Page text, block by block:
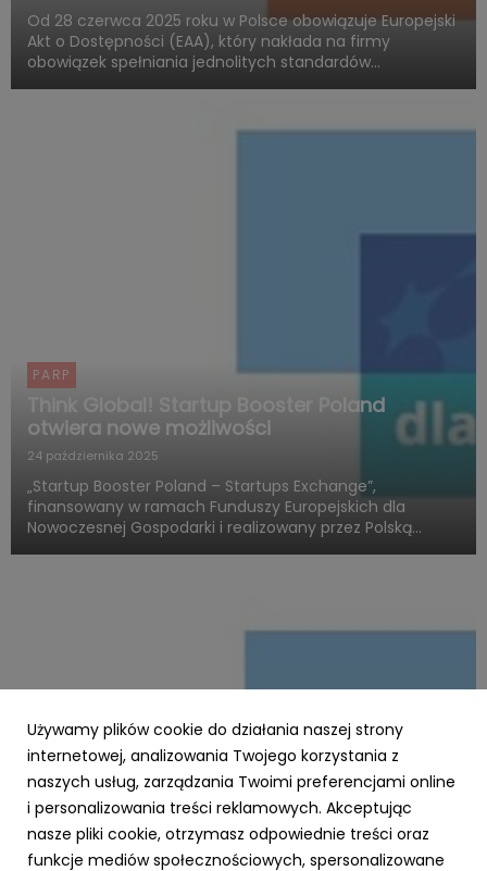
Od 28 czerwca 2025 roku w Polsce obowiązuje Europejski
Akt o Dostępności (EAA), który nakłada na firmy
obowiązek spełniania jednolitych standardów
PARP
Think Global! Startup Booster Poland
otwiera nowe możliwości
24 października 2025
„Startup Booster Poland – Startups Exchange”,
finansowany w ramach Funduszy Europejskich dla
Nowoczesnej Gospodarki i realizowany przez Polską
PARP
Zielone światło dla Twojej firmy – nawet 3,5
Używamy plików cookie do działania naszej strony
internetowej, analizowania Twojego korzystania z
naszych usług, zarządzania Twoimi preferencjami online
i personalizowania treści reklamowych. Akceptując
nasze pliki cookie, otrzymasz odpowiednie treści oraz
funkcje mediów społecznościowych, spersonalizowane